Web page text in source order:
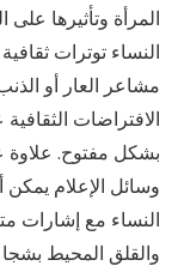
المرأة وتأثيرها
النساء توترات
مشاعر العار أو
الافتراضات
بشكل مفتوح. علاوة
وسائل الإعلام يمكن
النساء مع إشارات
والقلق المحيط